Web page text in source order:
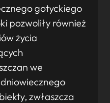
gotyckiego
pozwoliły również
życia
we
zwłaszcza